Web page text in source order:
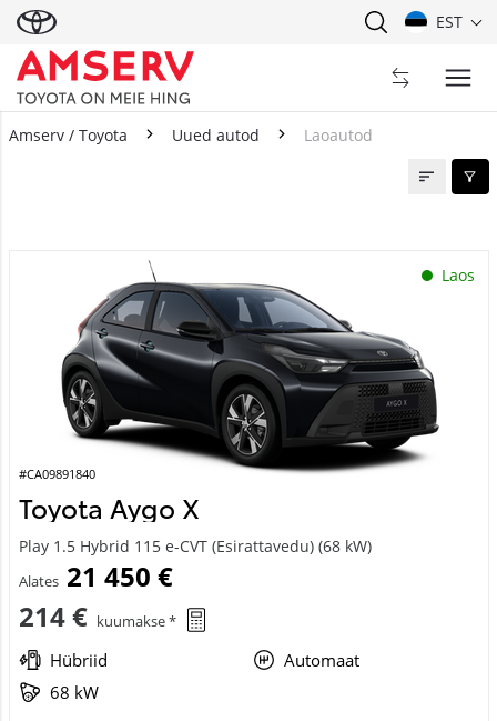
EST
Amserv / Toyota Uued autod Laoautod
Laos
#CA09891840
Toyota Aygo X
Play 1.5 Hybrid 115 e-CVT (Esirattavedu) (68 kW)
Alates 21 450 €
214 € kuumakse *
Hübriid
Automaat
68 kW